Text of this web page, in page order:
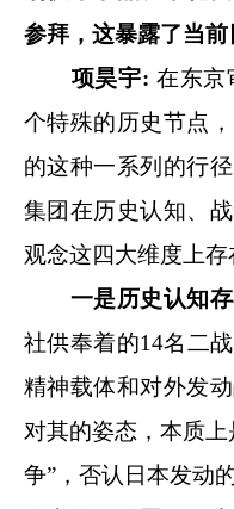
参拜，这暴露了当
项昊宇: 在东京
个特殊的历史节点
的这种一系列的行
集团在历史认知、
观念这四大维度上存
一是历史认知
社供奉着的14名二
精神载体和对外发
对其的姿态，本质
争”，否认日本发动